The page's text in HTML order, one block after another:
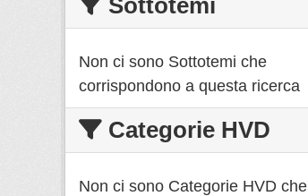
Sottotemi
Non ci sono Sottotemi che
corrispondono a questa ricerca
Categorie HVD
Non ci sono Categorie HVD che